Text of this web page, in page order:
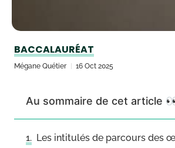
BACCALAURÉAT
Mégane Quétier 16 Oct 2025
Au sommaire de cet article
Les intitulés de parcours des